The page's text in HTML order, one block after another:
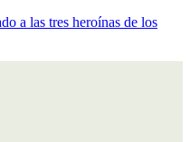
a las tres heroínas de los